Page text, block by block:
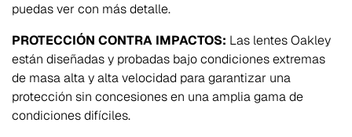
puedas ver con más detalle.
PROTECCIÓN CONTRA IMPACTOS: Las lentes Oakley
están diseñadas y probadas bajo condiciones extremas
de masa alta y alta velocidad para garantizar una
protección sin concesiones en una amplia gama de
condiciones difíciles.